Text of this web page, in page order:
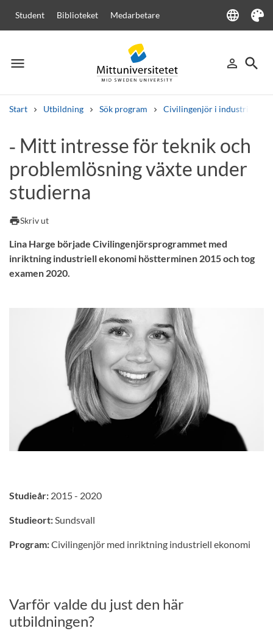
Student Biblioteket Medarbetare language
Language
Tema
menu
Meny person_outline
Logga in
search
Sök
Start Utbildning Sök program Civilingenjör i industriell
Andra söktjänster
Kurser och programKursplanerVälkomstbrevPersonal
Lediga jobb
‑ Mitt intresse för teknik och
problemlösning växte under
studierna
printSkriv ut
Lina Harge började Civilingenjörsprogrammet med
inriktning industriell ekonomi höstterminen 2015 och tog
examen 2020.
Studieår: 2015 - 2020
Studieort:Sundsvall
Program:Civilingenjör med inriktning industriell ekonomi
Varför valde du just den här
utbildningen?